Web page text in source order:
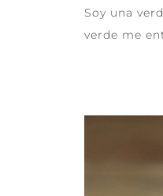
Soy una
verde me